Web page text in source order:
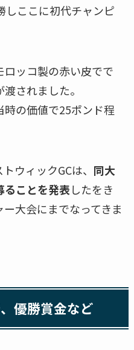
しここに初代チャンピ
ッコ製の赤い皮でで
されました。
時の価値で25ポンド程
ウィックGCは、 同大
ることを発表したをき
大会にまでなってきま
優勝賞金など